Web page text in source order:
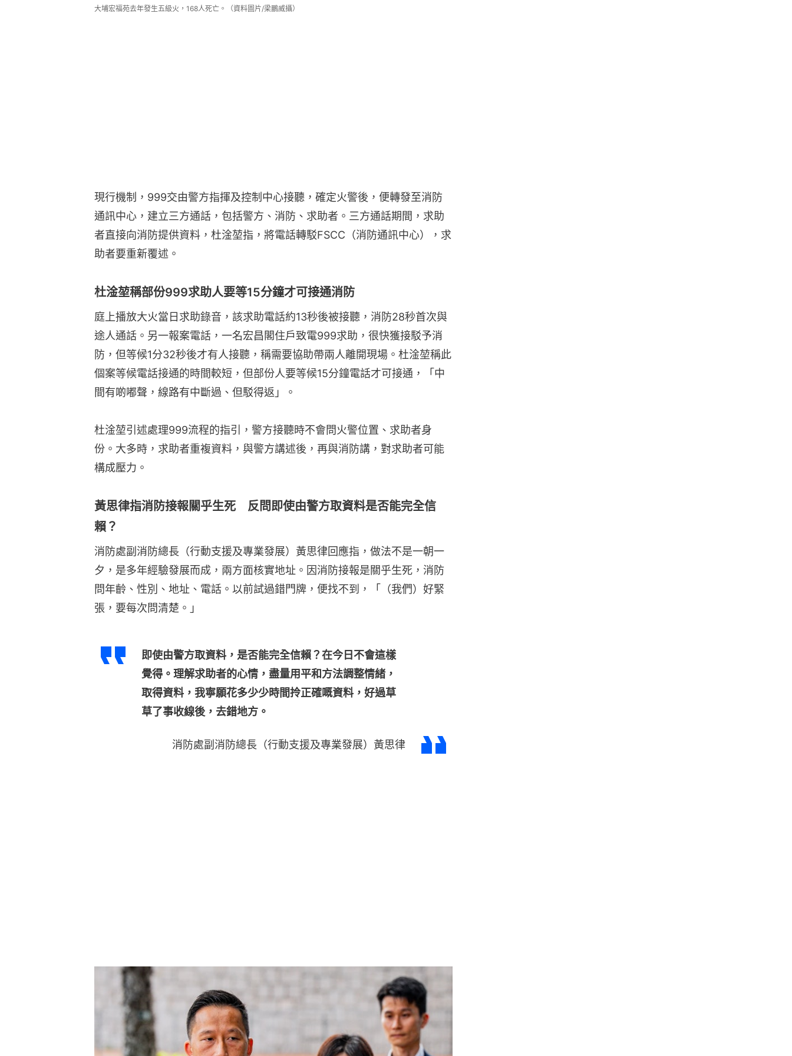
大埔宏福苑去年發生五級火，168人死亡。（資料圖片/梁鵬威攝）
現行機制，999交由警方指揮及控制中心接聽，確定火警後，便轉發至消防
通訊中心，建立三方通話，包括警方、消防、求助者。三方通話期間，求助
者直接向消防提供資料，杜淦堃指，將電話轉駁FSCC（消防通訊中心），求
助者要重新覆述。
杜淦堃稱部份999求助人要等15分鐘才可接通消防
庭上播放大火當日求助錄音，該求助電話約13秒後被接聽，消防28秒首次與
途人通話。另一報案電話，一名宏昌閣住戶致電999求助，很快獲接駁予消
防，但等候1分32秒後才有人接聽，稱需要協助帶兩人離開現場。杜淦堃稱此
個案等候電話接通的時間較短，但部份人要等候15分鐘電話才可接通，「中
間有啲嘟聲，線路有中斷過、但駁得返」。
杜淦堃引述處理999流程的指引，警方接聽時不會問火警位置、求助者身
份。大多時，求助者重複資料，與警方講述後，再與消防講，對求助者可能
構成壓力。
黃思律指消防接報關乎生死 反問即使由警方取資料是否能完全信
賴？
消防處副消防總長（行動支援及專業發展）黃思律回應指，做法不是一朝一
夕，是多年經驗發展而成，兩方面核實地址。因消防接報是關乎生死，消防
問年齡、性別、地址、電話。以前試過錯門牌，便找不到，「（我們）好緊
張，要每次問清楚。」
即使由警方取資料，是否能完全信賴？在今日不會這樣
覺得。理解求助者的心情，盡量用平和方法調整情緒，
取得資料，我寧願花多少少時間拎正確嘅資料，好過草
草了事收線後，去錯地方。
消防處副消防總長（行動支援及專業發展）黃思律